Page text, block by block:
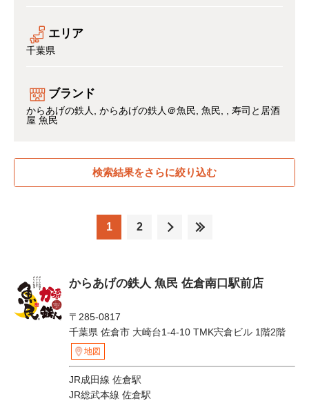
エリア
千葉県
ブランド
からあげの鉄人 からあげの鉄人＠魚民 魚民
寿司と居酒
屋 魚民
検索結果をさらに絞り込む
1 2
からあげの鉄人 魚民 佐倉南口駅前店
〒285-0817
千葉県 佐倉市 大崎台1-4-10 TMK宍倉ビル 1階2階
地図
JR成田線 佐倉駅
JR総武本線 佐倉駅